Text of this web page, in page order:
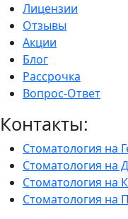
Лицензии
Отзывы
Акции
Блог
Рассрочка
Вопрос-Ответ
Контакты:
Стоматология на
Стоматология на
Стоматология на
Стоматология на